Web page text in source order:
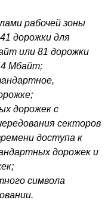
рабочей зоны
дорожки для
или 81 дорожки
Мбайт;
дорожек с
секторов
доступа к
дорожек и
символа